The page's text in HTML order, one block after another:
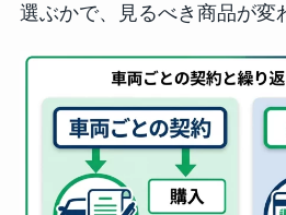
選ぶかで、見るべき商品が変